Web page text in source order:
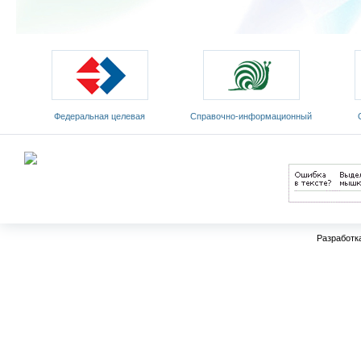
Федеральная целевая
программа развития
Cправочно-информационный
портал «Русский язык»